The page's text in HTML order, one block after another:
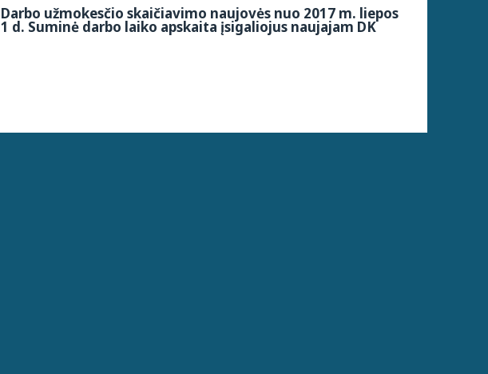
Darbo užmokesčio skaičiavimo naujovės nuo 2017 m. liepos
1 d. Suminė darbo laiko apskaita įsigaliojus naujajam DK